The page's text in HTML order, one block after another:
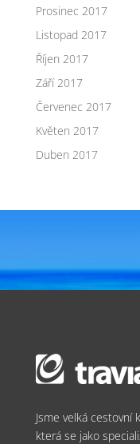
Prosinec 2017
Listopad 2017
Říjen 2017
Září 2017
Červenec 2017
Květen 2017
Duben 2017
Jsme velká cestovní
která se jako